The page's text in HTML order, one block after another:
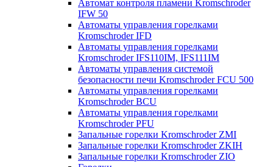
Автомат контроля пламени Kromschroder
IFW 50
Автоматы управления горелками
Kromschroder IFD
Автоматы управления горелками
Kromschroder IFS110IM, IFS111IM
Автоматы управления системой
безопасности печи Kromschroder FCU 500
Автоматы управления горелками
Kromschroder BCU
Автоматы управления горелками
Kromschroder PFU
Запальные горелки Kromschroder ZМI
Запальные горелки Kromschroder ZKIH
Запальные горелки Kromschroder ZIO